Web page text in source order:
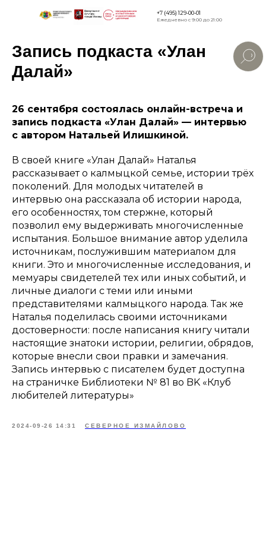
Версия для
+7 (495) 129-00-01
Ежедневно с 9:00 до 21:00
Запись подкаста «Улан
Далай»
26 сентября состоялась онлайн-встреча и
запись подкаста «Улан Далай» — интервью
с автором Натальей Илишкиной.
В своей книге «Улан Далай» Наталья
рассказывает о калмыцкой семье, истории трёх
поколений. Для молодых читателей в
интервью она рассказала об истории народа,
его особенностях, том стержне, который
позволил ему выдерживать многочисленные
испытания. Большое внимание автор уделила
источникам, послужившим материалом для
книги. Это и многочисленные исследования, и
мемуары свидетелей тех или иных событий, и
личные диалоги с теми или иными
представителями калмыцкого народа. Так же
Наталья поделилась своими источниками
достоверности: после написания книгу читали
настоящие знатоки истории, религии, обрядов,
которые внесли свои правки и замечания.
Запись интервью с писателем будет доступна
на страничке Библиотеки № 81 во BK «Клуб
любителей литературы»
2024-09-26 14:31 СЕВЕРНОЕ ИЗМАЙЛОВО